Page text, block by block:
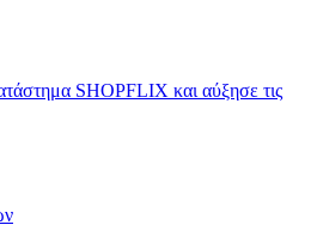
SHOPFLIX και αύξησε τις